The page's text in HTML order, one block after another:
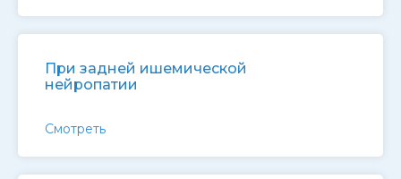
При задней ишемической
нейропатии
Смотреть